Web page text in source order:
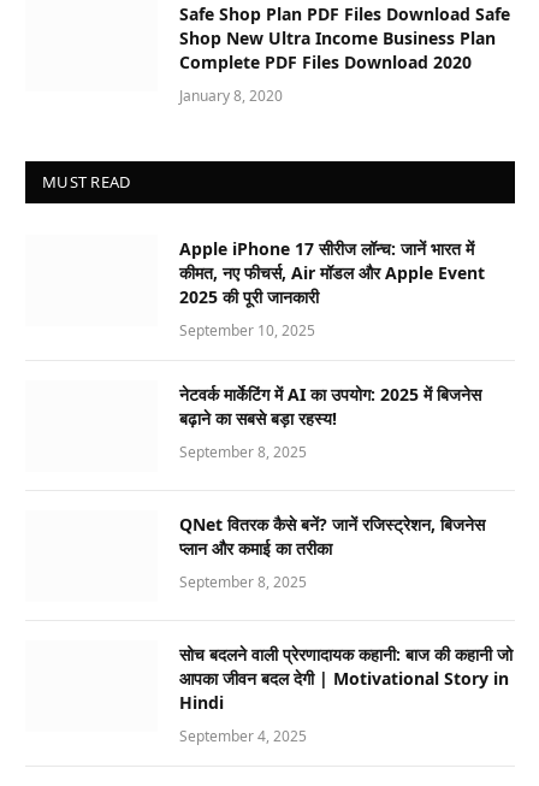
Safe Shop Plan PDF Files Download Safe
Shop New Ultra Income Business Plan
Complete PDF Files Download 2020
January 8, 2020
MUST READ
Apple iPhone 17 सीरीज लॉन्च: जानें भारत में
कीमत, नए फीचर्स, Air मॉडल और Apple Event
2025 की पूरी जानकारी
September 10, 2025
नेटवर्क मार्केटिंग में AI का उपयोग: 2025 में बिजनेस
बढ़ाने का सबसे बड़ा रहस्य!
September 8, 2025
QNet वितरक कैसे बनें? जानें रजिस्ट्रेशन, बिजनेस
प्लान और कमाई का तरीका
September 8, 2025
सोच बदलने वाली प्रेरणादायक कहानी: बाज की कहानी जो
आपका जीवन बदल देगी | Motivational Story in
Hindi
September 4, 2025